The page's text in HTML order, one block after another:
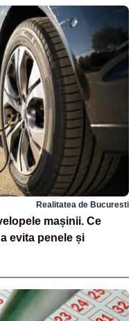
Realitatea de Bucuresti
mașinii. Ce
evita penele și